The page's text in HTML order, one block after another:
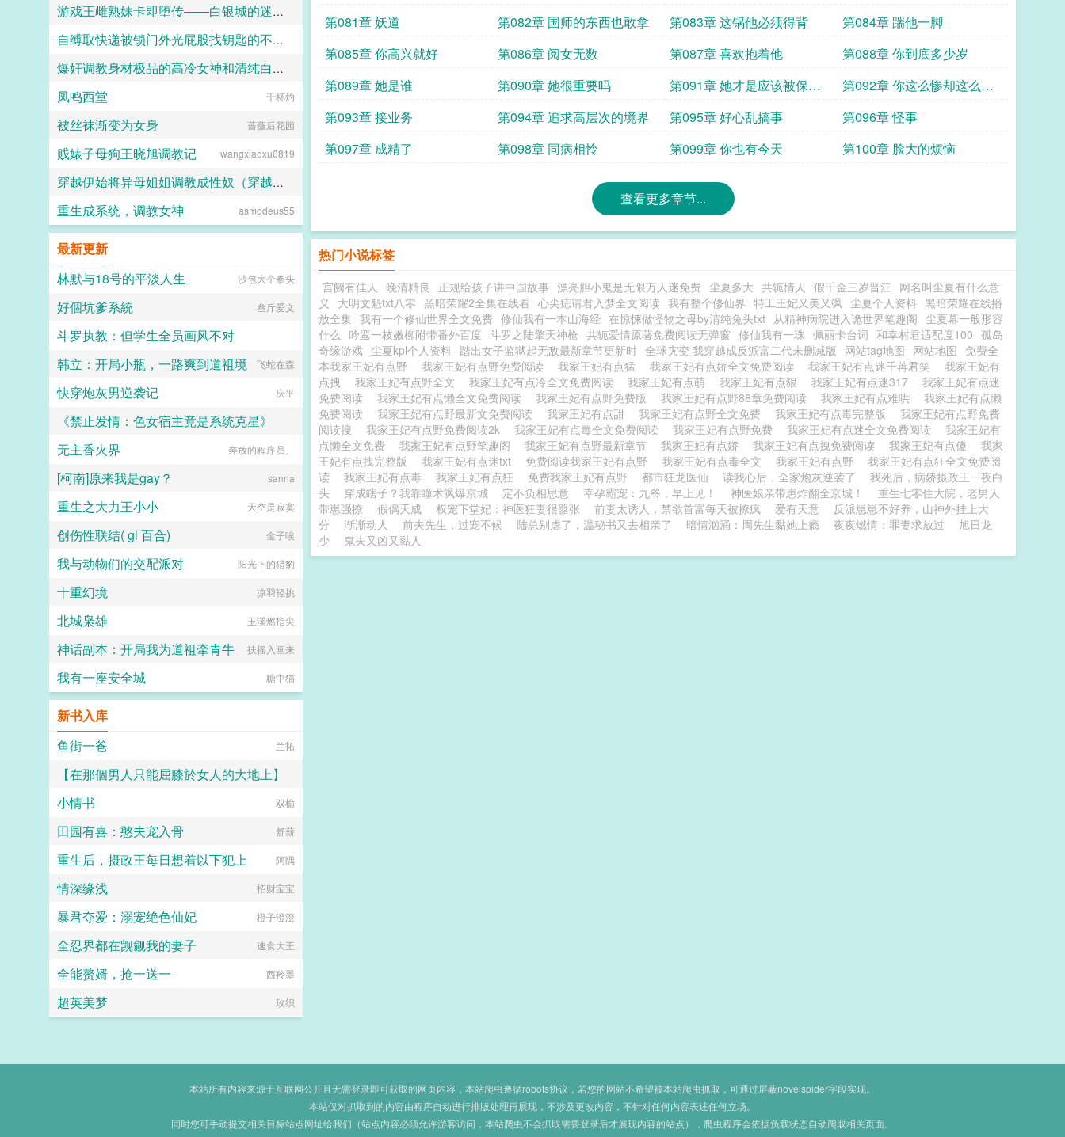
第081章 妖道
第082章 国师的东西也敢拿 第083章 这锅他必须得背
第084章 踹他一脚
第085章 你高兴就好
第086章 阅女无数 第087章 喜欢抱着他
第088章 你到底多少岁
第089章 她是谁
第090章 她很重要吗
第091章 她才是应该被保护
的那个
第092章 你这么惨却这么心
安理得
第093章 接业务 第094章 追求高层次的境界 第095章 好心乱搞事
第096章 怪事
第097章 成精了
第098章 同病相怜 第099章 你也有今天 第100章 脸大的烦恼
查看更多章节...
热门小说标签
宫阙有佳人 晚清精良 正规给孩子讲中国故事 漂亮胆小鬼是无限万人迷免费 尘夏多大 共轭情人 假千金三岁晋江 网名叫尘夏有什么意
义
大明文魁txt八零 黑暗荣耀2全集在线看 心尖痣请君入梦全文阅读 我有整个修仙界 特工王妃又美又飒 尘夏个人资料 黑暗荣耀在线播
放全集 我有一个修仙世界全文免费 修仙我有一本山海经 在惊悚做怪物之母by清纯兔头txt 从精神病院进入诡世界笔趣阁 尘夏幕一般形容
什么 吟鸾一枝嫩柳附带番外百度 斗罗之陆擎天神枪 共轭爱情原著免费阅读无弹窗 修仙我有一珠 佩丽卡台词 和幸村君适配度100 孤岛
奇缘游戏 尘夏kpl个人资料 踏出女子监狱起无敌最新章节更新时 全球灾变 我穿越成反派富二代未删减版 网站tag地图 网站地图 免费全
本我家王妃有点野
我家王妃有点野免费阅读 我家王妃有点猛 我家王妃有点娇全文免费阅读 我家王妃有点迷千苒君笑
我家王妃有
点拽
我家王妃有点野全文 我家王妃有点冷全文免费阅读 我家王妃有点萌 我家王妃有点狠 我家王妃有点迷317
我家王妃有点迷
免费阅读
我家王妃有点懒全文免费阅读 我家王妃有点野免费版 我家王妃有点野88章免费阅读 我家王妃有点难哄
我家王妃有点懒
免费阅读
我家王妃有点野最新文免费阅读 我家王妃有点甜 我家王妃有点野全文免费 我家王妃有点毒完整版
我家王妃有点野免费
阅读搜
我家王妃有点野免费阅读2k 我家王妃有点毒全文免费阅读 我家王妃有点野免费 我家王妃有点迷全文免费阅读
我家王妃有
点懒全文免费
我家王妃有点野笔趣阁 我家王妃有点野最新章节 我家王妃有点娇 我家王妃有点拽免费阅读 我家王妃有点傻
我家
王妃有点拽完整版
我家王妃有点迷txt 免费阅读我家王妃有点野 我家王妃有点毒全文 我家王妃有点野
我家王妃有点狂全文免费阅
读
我家王妃有点毒 我家王妃有点狂 免费我家王妃有点野 都市狂龙医仙 读我心后，全家炮灰逆袭了
我死后，病娇摄政王一夜白
头
穿成瞎子？我靠瞳术飒爆京城 定不负相思意 幸孕霸宠：九爷，早上见！ 神医娘亲带崽炸翻全京城！
重生七零住大院，老男人
带崽强撩
假偶天成 权宠下堂妃：神医狂妻很嚣张 前妻太诱人，禁欲首富每天被撩疯 爱有天意
反派崽崽不好养，山神外挂上大
分
渐渐动人 前夫先生，过宠不候 陆总别虐了，温秘书又去相亲了 暗情汹涌：周先生黏她上瘾 夜夜燃情：罪妻求放过
旭日龙
少
鬼夫又凶又黏人
游戏王雌熟妹卡即堕传——白银城的迷宫主?拉比丽斯篇
自缚取快递被锁门外光屁股找钥匙的不良妹妹
黑翼君
爆奸调教身材极品的高冷女神和清纯白袜甜妹留学生，射满她们的鞋柜里的高跟鞋和小皮鞋
ni1l
凤鸣西堂 千杯灼
被丝袜渐变为女身 蔷薇后花园
贱婊子母狗王晓旭调教记 wangxiaoxu0819
穿越伊始将异母姐姐调教成性奴（穿越到异世界把高贵强大的女性征服至胯下）
dark
重生成系统，调教女神 asmodeus55
最新更新
林默与18号的平淡人生
沙包大个拳头
好個坑爹系統 叁斤爱文
斗罗执教：但学生全员画风不对
励志拔光所有香菜
韩立：开局小瓶，一路爽到道祖境 飞蛇在森
快穿炮灰男逆袭记 庆平
《禁止发情：色女宿主竟是系统克星》
不写黄会死
无主香火界 奔放的程序员、
[柯南]原来我是gay？ sanna
重生之大力王小小 天空是寂寞
创伤性联结( gl 百合) 金子唉
我与动物们的交配派对 阳光下的猎豹
十重幻境 凉羽轻挑
北城枭雄 玉溪燃指尖
神话副本：开局我为道祖牵青牛 扶摇入画来
我有一座安全城 糖中猫
新书入库
鱼街一爸
兰拓
【在那個男人只能屈膝於女人的大地上】
小怪兽
小情书 双榆
田园有喜：憨夫宠入骨 舒薪
重生后，摄政王每日想着以下犯上 阿隅
情深缘浅 招财宝宝
暴君夺爱：溺宠绝色仙妃 橙子澄澄
全忍界都在觊觎我的妻子 速食大王
全能赘婿，抢一送一 西羚墨
超英美梦 玫织
本站所有内容来源于互联网公开且无需登录即可获取的网页内容，本站爬虫遵循robots协议，若您的网站不希望被本站爬虫抓取，可通过屏蔽novelspider字段实现。
本站仅对抓取到的内容由程序自动进行排版处理再展现，不涉及更改内容，不针对任何内容表述任何立场。
同时您可手动提交相关目标站点网址给我们（站点内容必须允许游客访问，本站爬虫不会抓取需要登录后才展现内容的站点），爬虫程序会依据负载状态自动爬取相关页面。